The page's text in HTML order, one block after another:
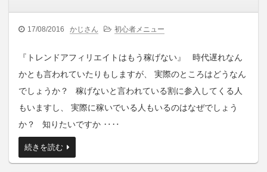
17/08/2016 かじさん 初心者メニュー
『トレンドアフィリエイトはもう稼げない』 時代遅れなん
かとも言われていたりもしますが、 実際のところはどうなん
でしょうか？ 稼げないと言われている割に参入してくる人
もいますし、 実際に稼いでいる人もいるのはなぜでしょう
か？ 知りたいですか ‥‥
続きを読む